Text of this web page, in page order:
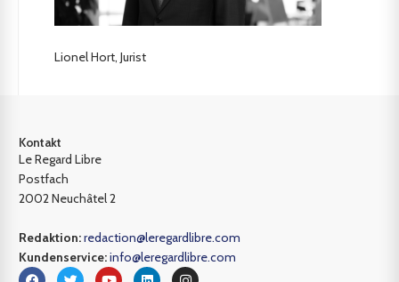
Lionel Hort, Jurist
Kontakt
Le Regard Libre
Postfach
2002 Neuchâtel 2
Redaktion:redaction@leregardlibre.com
Kundenservice:info@leregardlibre.com